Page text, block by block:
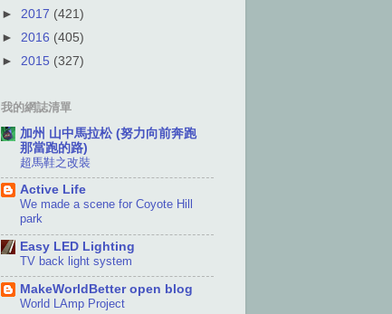
► 2017 (421)
► 2016 (405)
► 2015 (327)
我的網誌清單
加州 山中馬拉松 (努力向前奔跑
那當跑的路)
超馬鞋之改裝
Active Life
We made a scene for Coyote Hill
park
Easy LED Lighting
TV back light system
MakeWorldBetter open blog
World LAmp Project